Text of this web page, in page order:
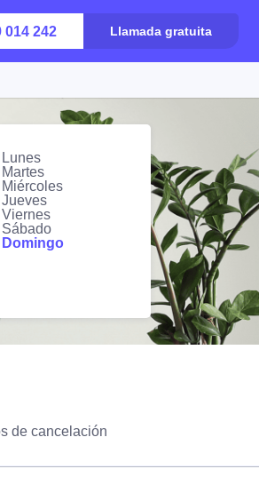
014 242 Llamada gratuita
Lunes
Martes
Miércoles
Jueves
Viernes
Sábado
Domingo
de cancelación